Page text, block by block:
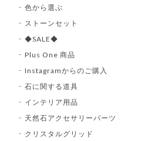
色から選ぶ
ストーンセット
◆SALE◆
Plus One 商品
Instagramからのご購入
石に関する道具
インテリア用品
天然石アクセサリーパーツ
クリスタルグリッド